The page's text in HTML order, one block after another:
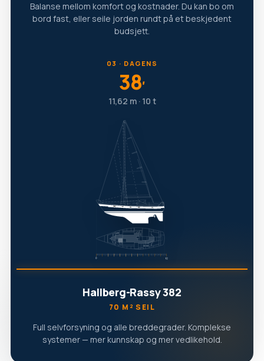
Balanse mellom komfort og kostnader. Du kan bo om
bord fast, eller seile jorden rundt på et beskjedent
budsjett.
03 · DAGENS
38′
11,62 m · 10 t
Hallberg-Rassy 382
70 M² SEIL
Full selvforsyning og alle breddegrader. Komplekse
systemer — mer kunnskap og mer vedlikehold.